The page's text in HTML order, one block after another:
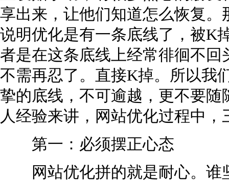
享出来，让他们知道怎么恢复
说明优化是有一条底线了，被K
者是在这条底线上经常徘徊不
不需再忍了。直接K掉。所以我
挚的底线，不可逾越，更不要
人经验来讲，网站优化过程中
第一：必须摆正心态
网站优化拼的就是耐心。谁